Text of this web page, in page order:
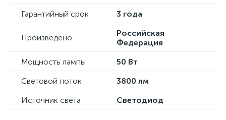
Гарантийный срок
3 года
Произведено
Российская
Федерация
Мощность лампы
50 Вт
Световой поток
3800 лм
Источник света
Светодиод